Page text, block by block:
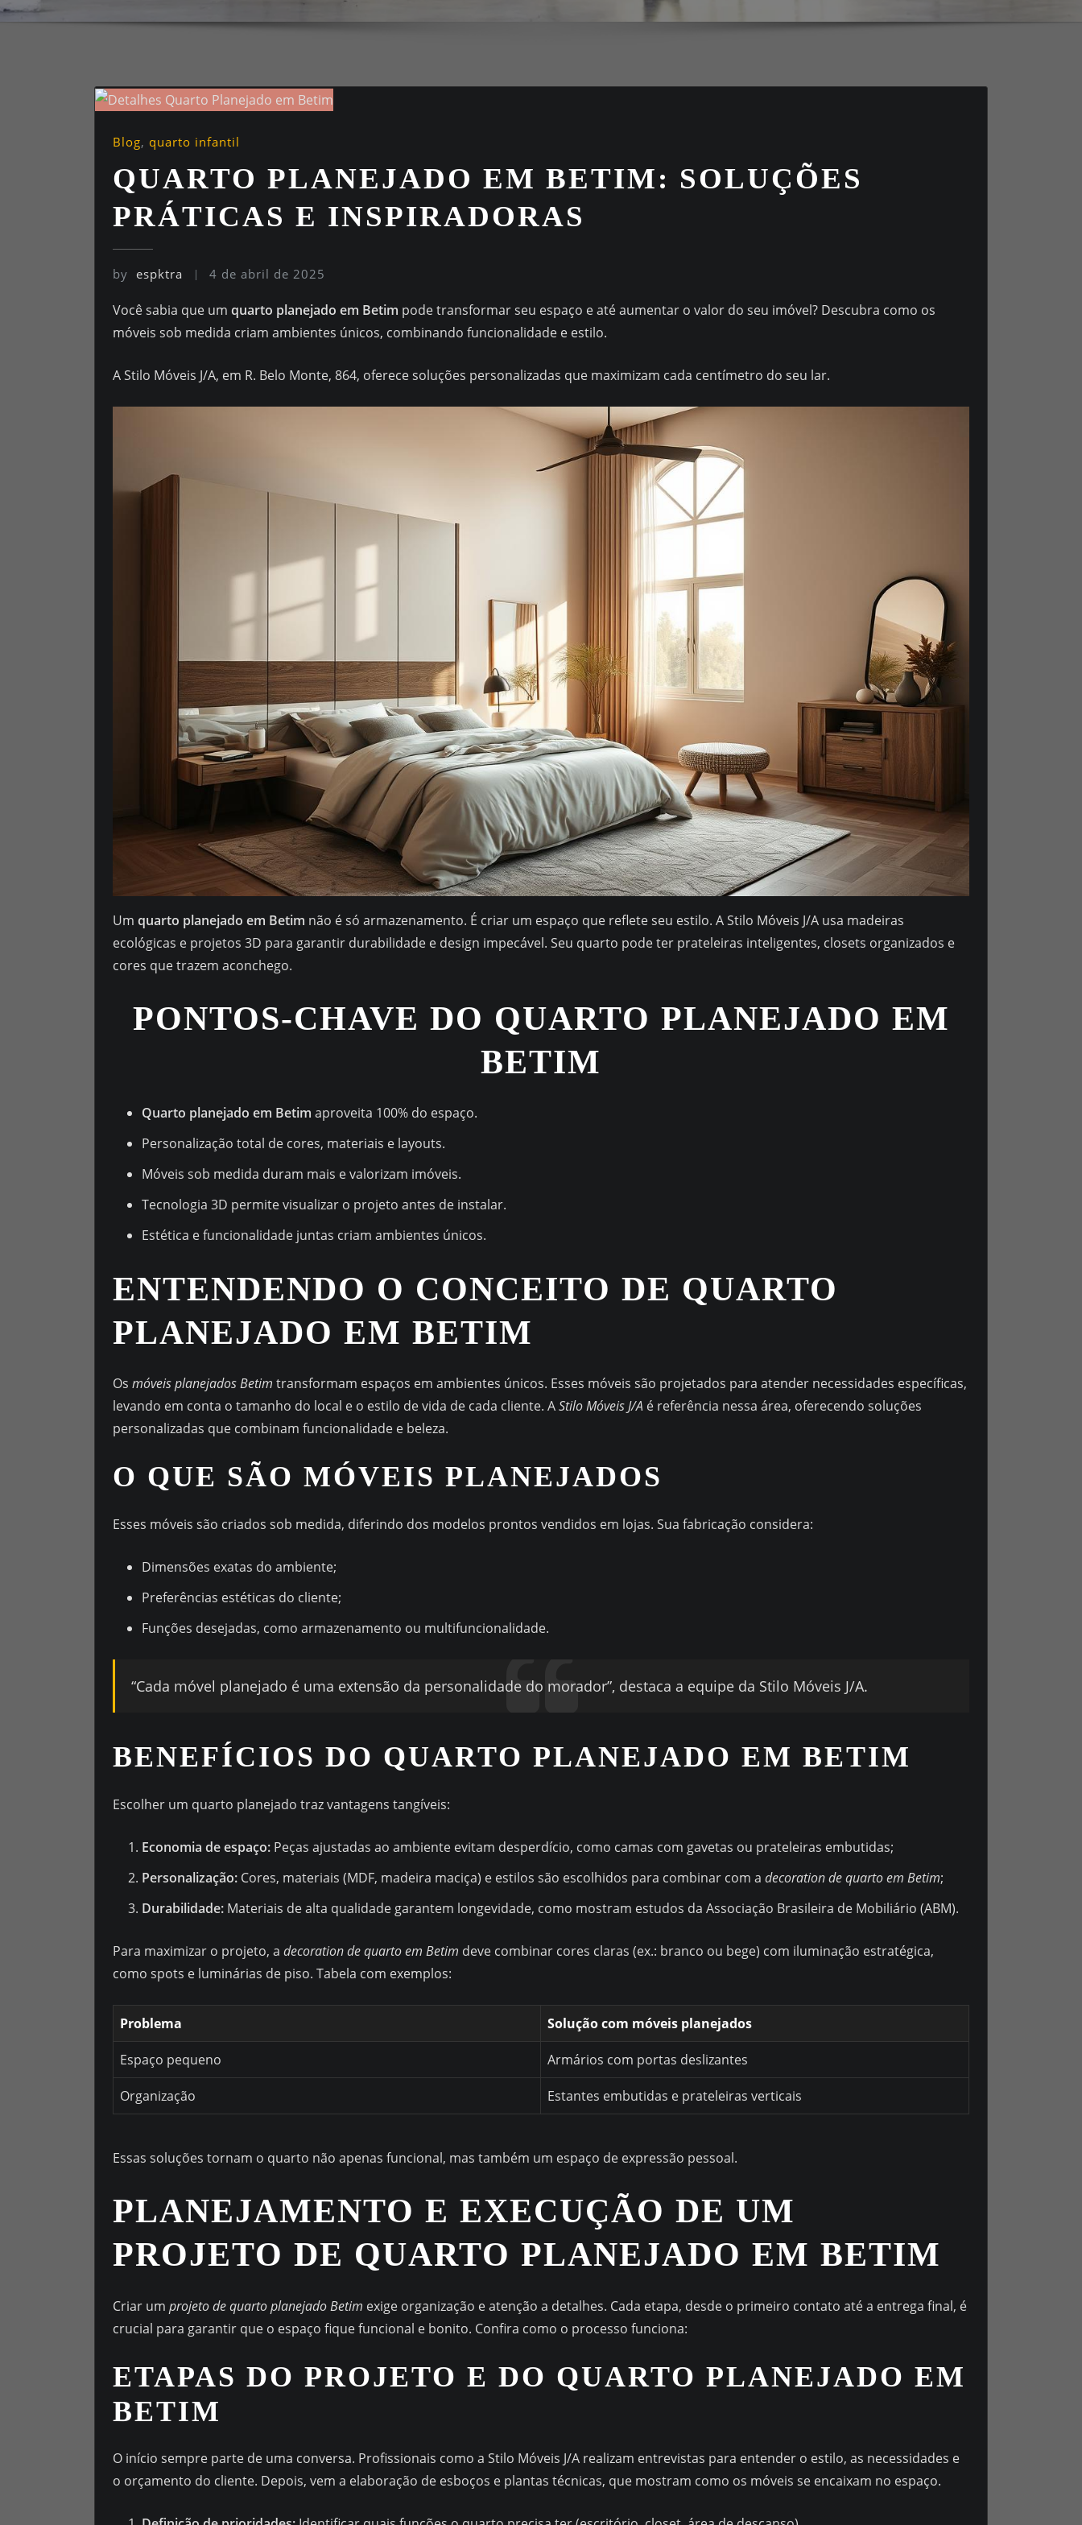
Blog, quarto infantil
QUARTO PLANEJADO EM BETIM: SOLUÇÕES
PRÁTICAS E INSPIRADORAS
by espktra 4 de abril de 2025
Você sabia que um quarto planejado em Betim pode transformar seu espaço e até aumentar o valor do seu imóvel? Descubra como os
móveis sob medida criam ambientes únicos, combinando funcionalidade e estilo.
A Stilo Móveis J/A, em R. Belo Monte, 864, oferece soluções personalizadas que maximizam cada centímetro do seu lar.
Um quarto planejado em Betim não é só armazenamento. É criar um espaço que reflete seu estilo. A Stilo Móveis J/A usa madeiras
ecológicas e projetos 3D para garantir durabilidade e design impecável. Seu quarto pode ter prateleiras inteligentes, closets organizados e
cores que trazem aconchego.
PONTOS-CHAVE DO QUARTO PLANEJADO EM
BETIM
Quarto planejado em Betim aproveita 100% do espaço.
Personalização total de cores, materiais e layouts.
Móveis sob medida duram mais e valorizam imóveis.
Tecnologia 3D permite visualizar o projeto antes de instalar.
Estética e funcionalidade juntas criam ambientes únicos.
ENTENDENDO O CONCEITO DE QUARTO
PLANEJADO EM BETIM
Os móveis planejados Betim transformam espaços em ambientes únicos. Esses móveis são projetados para atender necessidades específicas,
levando em conta o tamanho do local e o estilo de vida de cada cliente. AStilo Móveis J/A é referência nessa área, oferecendo soluções
personalizadas que combinam funcionalidade e beleza.
O QUE SÃO MÓVEIS PLANEJADOS
Esses móveis são criados sob medida, diferindo dos modelos prontos vendidos em lojas. Sua fabricação considera:
Dimensões exatas do ambiente;
Preferências estéticas do cliente;
Funções desejadas, como armazenamento ou multifuncionalidade.
“Cada móvel planejado é uma extensão da personalidade do morador”, destaca a equipe da Stilo Móveis J/A.
BENEFÍCIOS DO QUARTO PLANEJADO EM BETIM
Escolher um quarto planejado traz vantagens tangíveis:
Economia de espaço: Peças ajustadas ao ambiente evitam desperdício, como camas com gavetas ou prateleiras embutidas;
Personalização: Cores, materiais (MDF, madeira maciça) e estilos são escolhidos para combinar com a decoration de quarto em Betim;
Durabilidade: Materiais de alta qualidade garantem longevidade, como mostram estudos da Associação Brasileira de Mobiliário (ABM).
Para maximizar o projeto, a decoration de quarto em Betim deve combinar cores claras (ex.: branco ou bege) com iluminação estratégica,
como spots e luminárias de piso. Tabela com exemplos:
Problema Solução com móveis planejados
Espaço pequeno Armários com portas deslizantes
Organização Estantes embutidas e prateleiras verticais
Essas soluções tornam o quarto não apenas funcional, mas também um espaço de expressão pessoal.
PLANEJAMENTO E EXECUÇÃO DE UM
PROJETO DE QUARTO PLANEJADO EM BETIM
Criar um projeto de quarto planejado Betim exige organização e atenção a detalhes. Cada etapa, desde o primeiro contato até a entrega final, é
crucial para garantir que o espaço fique funcional e bonito. Confira como o processo funciona:
ETAPAS DO PROJETO E DO QUARTO PLANEJADO EM
BETIM
O início sempre parte de uma conversa. Profissionais como a Stilo Móveis J/A realizam entrevistas para entender o estilo, as necessidades e
o orçamento do cliente. Depois, vem a elaboração de esboços e plantas técnicas, que mostram como os móveis se encaixam no espaço.